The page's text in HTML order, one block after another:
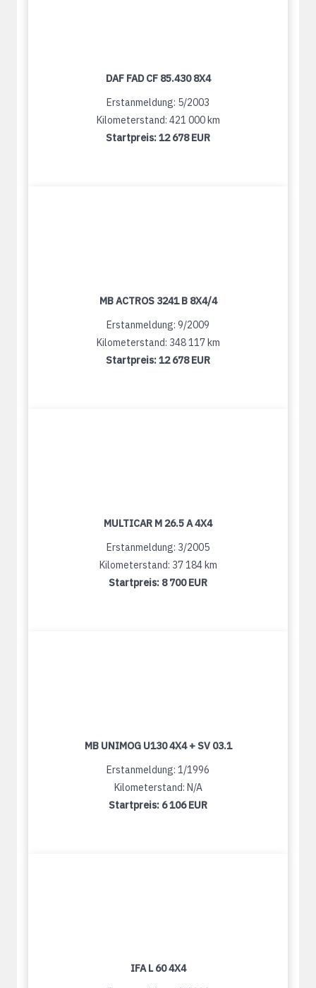
DAF FAD CF 85.430 8X4
Erstanmeldung: 5/2003
Kilometerstand: 421 000 km
Startpreis:12 678 EUR
MB ACTROS 3241 B 8X4/4
Erstanmeldung: 9/2009
Kilometerstand: 348 117 km
Startpreis:12 678 EUR
MULTICAR M 26.5 A 4X4
Erstanmeldung: 3/2005
Kilometerstand: 37 184 km
Startpreis: 8 700 EUR
MB UNIMOG U130 4X4 + SV 03.1
Erstanmeldung: 1/1996
Kilometerstand: N/A
Startpreis: 6 106 EUR
IFA L 60 4X4